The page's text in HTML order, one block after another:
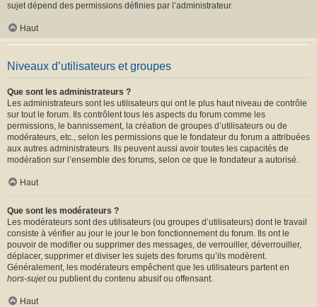
sujet dépend des permissions définies par l’administrateur.
Haut
Niveaux d’utilisateurs et groupes
Que sont les administrateurs ?
Les administrateurs sont les utilisateurs qui ont le plus haut niveau de contrôle
sur tout le forum. Ils contrôlent tous les aspects du forum comme les
permissions, le bannissement, la création de groupes d’utilisateurs ou de
modérateurs, etc., selon les permissions que le fondateur du forum a attribuées
aux autres administrateurs. Ils peuvent aussi avoir toutes les capacités de
modération sur l’ensemble des forums, selon ce que le fondateur a autorisé.
Haut
Que sont les modérateurs ?
Les modérateurs sont des utilisateurs (ou groupes d’utilisateurs) dont le travail
consiste à vérifier au jour le jour le bon fonctionnement du forum. Ils ont le
pouvoir de modifier ou supprimer des messages, de verrouiller, déverrouiller,
déplacer, supprimer et diviser les sujets des forums qu’ils modèrent.
Généralement, les modérateurs empêchent que les utilisateurs partent en
hors-sujetou publient du contenu abusif ou offensant.
Haut